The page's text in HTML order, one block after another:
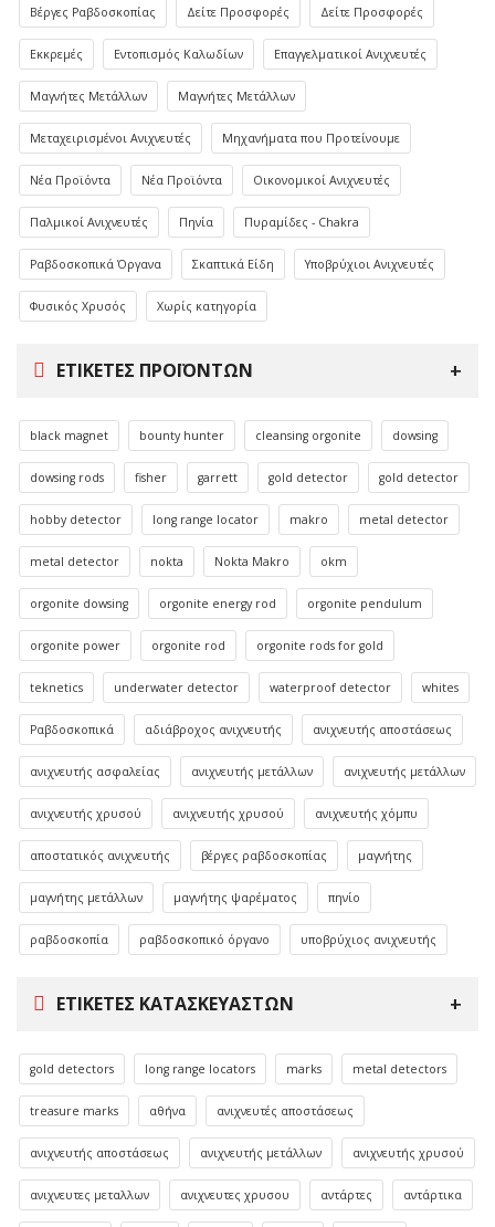
Βέργες Ραβδοσκοπίας Δείτε Προσφορές Δείτε Προσφορές
Εκκρεμές Εντοπισμός Καλωδίων Επαγγελματικοί Ανιχνευτές
Μαγνήτες Μετάλλων Μαγνήτες Μετάλλων
Μεταχειρισμένοι Ανιχνευτές Μηχανήματα που Προτείνουμε
Νέα Προϊόντα Νέα Προϊόντα Οικονομικοί Ανιχνευτές
Παλμικοί Ανιχνευτές Πηνία Πυραμίδες - Chakra
Ραβδοσκοπικά Όργανα Σκαπτικά Είδη Υποβρύχιοι Ανιχνευτές
Φυσικός Χρυσός Χωρίς κατηγορία
ΕΤΙΚΈΤΕΣ ΠΡΟΪΌΝΤΩΝ
black magnet bounty hunter cleansing orgonite dowsing
dowsing rods fisher garrett gold detector gold detector
hobby detector long range locator makro metal detector
metal detector nokta Nokta Makro okm
orgonite dowsing orgonite energy rod orgonite pendulum
orgonite power orgonite rod orgonite rods for gold
teknetics underwater detector waterproof detector whites
Ραβδοσκοπικά αδιάβροχος ανιχνευτής ανιχνευτής αποστάσεως
ανιχνευτής ασφαλείας ανιχνευτής μετάλλων ανιχνευτής μετάλλων
ανιχνευτής χρυσού ανιχνευτής χρυσού ανιχνευτής χόμπυ
αποστατικός ανιχνευτής βέργες ραβδοσκοπίας μαγνήτης
μαγνήτης μετάλλων μαγνήτης ψαρέματος πηνίο
ραβδοσκοπία ραβδοσκοπικό όργανο υποβρύχιος ανιχνευτής
ΕΤΙΚΈΤΕΣ ΚΑΤΑΣΚΕΥΑΣΤΏΝ
gold detectors long range locators marks metal detectors
treasure marks αθήνα ανιχνευτές αποστάσεως
ανιχνευτής αποστάσεως ανιχνευτής μετάλλων ανιχνευτής χρυσού
ανιχνευτες μεταλλων ανιχνευτες χρυσου αντάρτες αντάρτικα